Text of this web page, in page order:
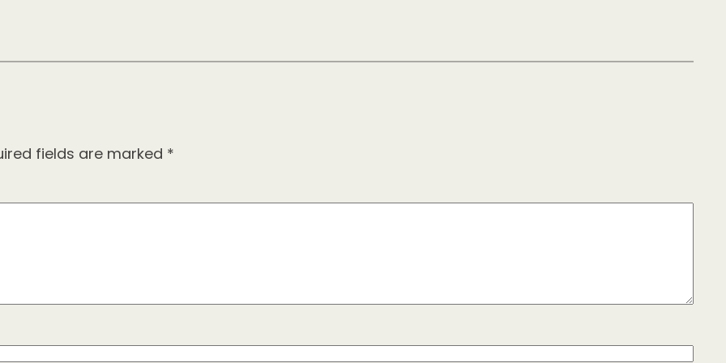
fields are marked *